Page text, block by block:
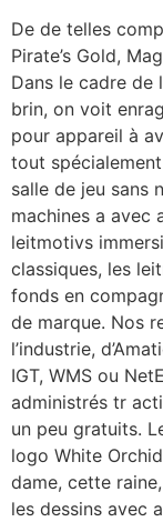
De de telles
Pirate’s Gold,
Dans le cadre de
brin, on voit
pour appareil à
tout
salle de jeu sans
machines a avec
leitmotivs
classiques, les
fonds en
de marque. Nos
l’industrie,
IGT, WMS ou
administrés tr
un peu gratuits.
logo White
dame, cette
les dessins avec